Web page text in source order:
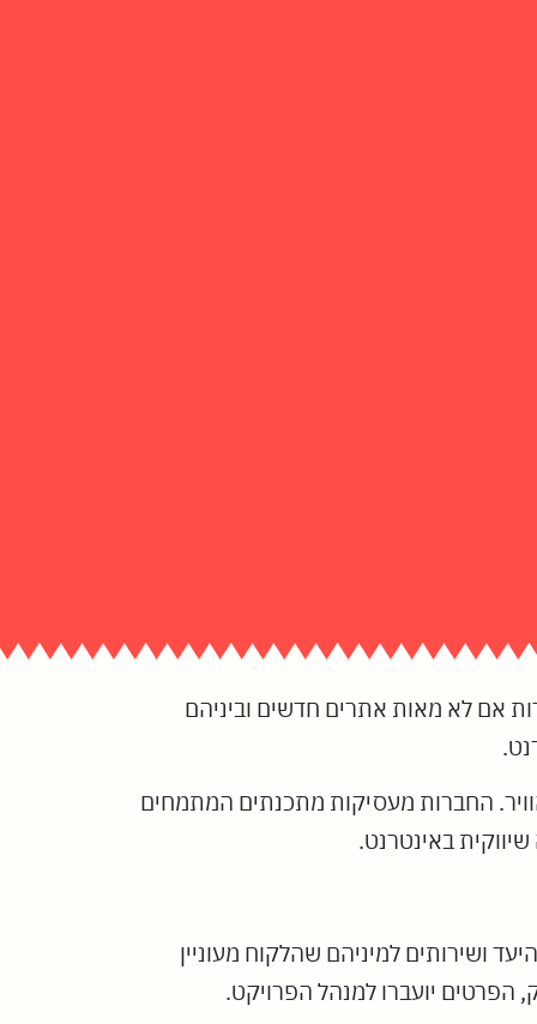
אם לא מאות אתרים חדשים וביניהם
החברות מעסיקות מתכנתים המתמחים
ושירותים למיניהם שהלקוח מעוניין
יועברו למנהל הפרויקט.